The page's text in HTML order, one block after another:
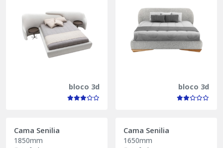
bloco 3d bloco 3d
Cama Senilia
1850mm
Cama Senilia
1650mm